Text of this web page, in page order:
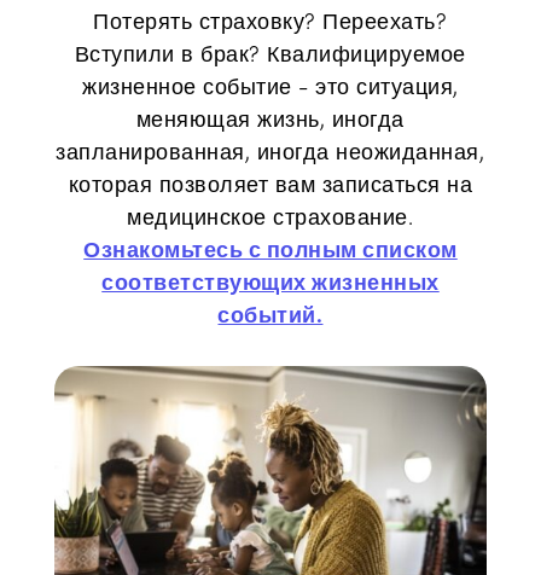
Потерять страховку? Переехать?
Вступили в брак? Квалифицируемое
жизненное событие - это ситуация,
меняющая жизнь, иногда
запланированная, иногда неожиданная,
которая позволяет вам записаться на
медицинское страхование.
Ознакомьтесь с полным списком
соответствующих жизненных
событий.